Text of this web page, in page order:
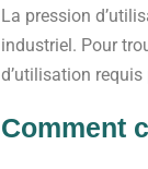
La pression
industriel. Pour
d’utilisation
Comment